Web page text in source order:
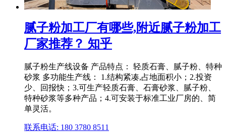
腻子粉加工厂有哪些,附近腻子粉加工
厂家推荐？ 知乎
腻子粉生产线设备 产品特点： 轻质石膏、腻子粉、特种
砂浆 多功能生产线： 1.结构紧凑,占地面积小；2.投资
少、回报快；3.可生产轻质石膏、石膏砂浆、腻子粉、
特种砂浆等多种产品；4.可安装于标准工业厂房的、简
单灵活。
联系电话: 180 3780 8511